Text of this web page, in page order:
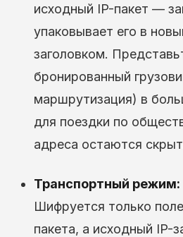
исходный IP-пакет —
упаковывает его в
заголовком.
бронированный
маршрутизация) в
для поездки по
адреса остаются
Транспортный режим:
Шифруется только
пакета, а исходный IP-